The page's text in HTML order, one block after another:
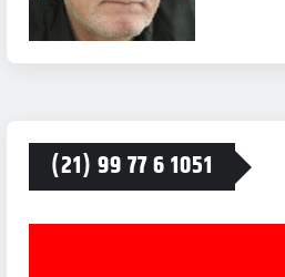
(21) 99 77 6 1051